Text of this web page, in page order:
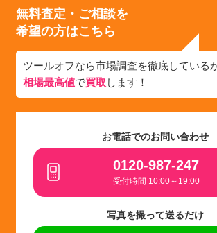
無料査定・ご相談を
希望の方はこちら
ツールオフなら市場調査を徹底している
相場最高値で買取 します！
お電話でのお問い合わせ
0120-987-247
受付時間 10:00～19:00
写真を撮って送るだけ